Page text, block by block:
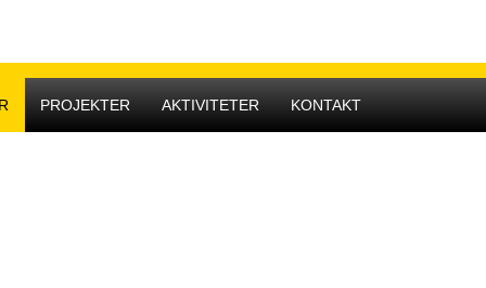
PROJEKTER AKTIVITETER KONTAKT